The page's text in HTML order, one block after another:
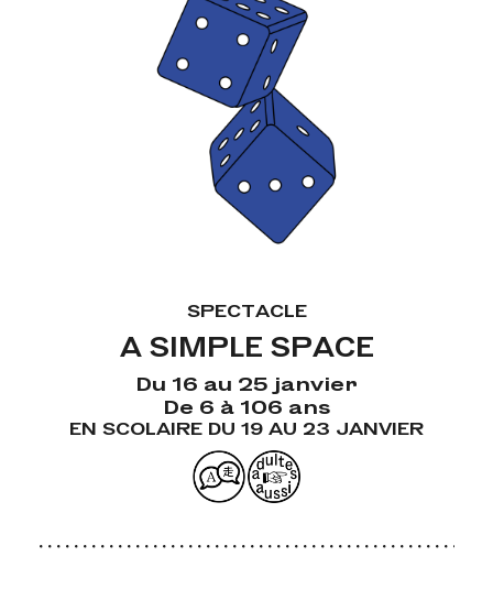
SPECTACLE
A SIMPLE SPACE
Du 16 au 25 janvier
De 6 à 106 ans
EN SCOLAIRE DU 19 AU 23 JANVIER